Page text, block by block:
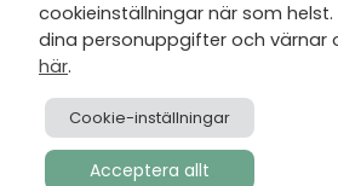
cookieinställningar när som helst.
dina personuppgifter och värnar
här.
Cookie-inställningar
Acceptera allt